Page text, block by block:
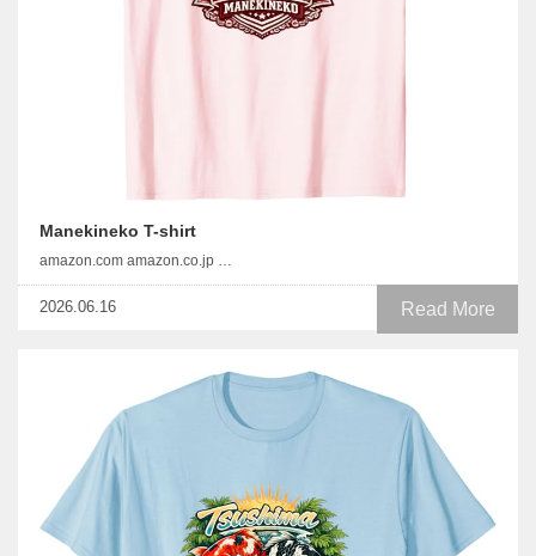
Manekineko T-shirt
amazon.com amazon.co.jp …
Read More
2026.06.16